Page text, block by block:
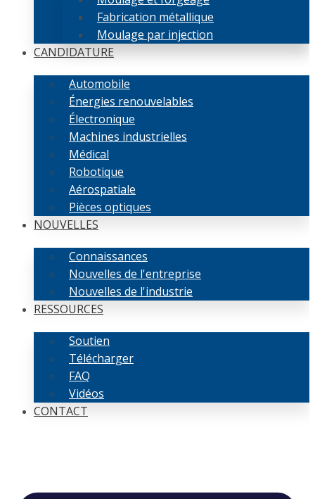
Fabrication métallique
Moulage par injection
CANDIDATURE
Automobile
Énergies renouvelables
Électronique
Machines industrielles
Médical
Robotique
Aérospatiale
Pièces optiques
NOUVELLES
Connaissances
Nouvelles de l'entreprise
Nouvelles de l'industrie
RESSOURCES
Soutien
Télécharger
FAQ
Vidéos
CONTACT